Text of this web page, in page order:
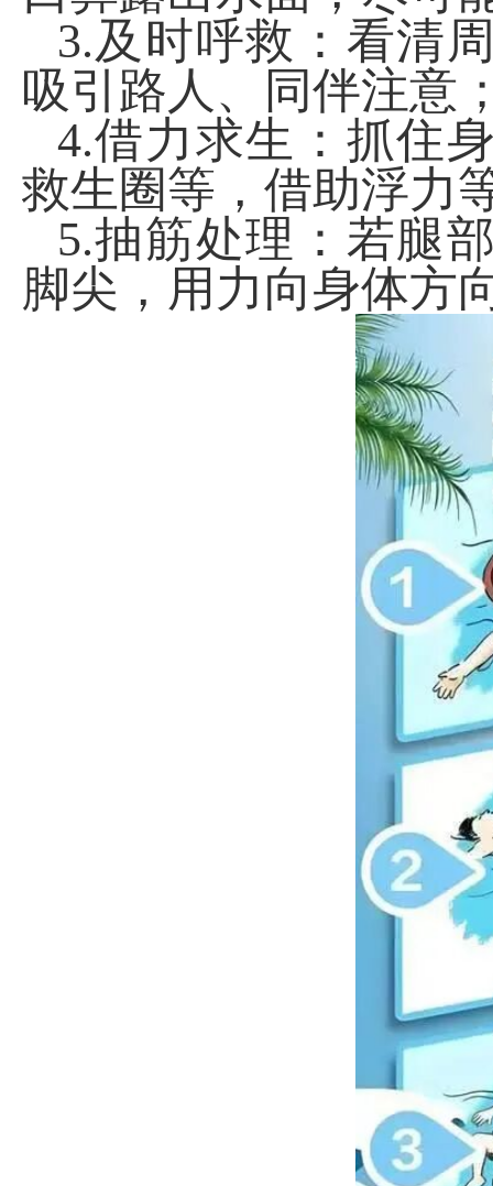
3.及时呼救：看清
吸引路人、同伴注意
4.借力求生：抓住
救生圈等，借助浮力
5.抽筋处理：若腿
脚尖，用力向身体方